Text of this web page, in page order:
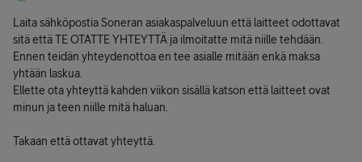
Laita sähköpostia Soneran asiakaspalveluun että laitteet odottavat
sitä että TE OTATTE YHTEYTTÄ ja ilmoitatte mitä niille tehdään.
Ennen teidän yhteydenottoa en tee asialle mitään enkä maksa
yhtään laskua.
Ellette ota yhteyttä kahden viikon sisällä katson että laitteet ovat
minun ja teen niille mitä haluan.
Takaan että ottavat yhteyttä.